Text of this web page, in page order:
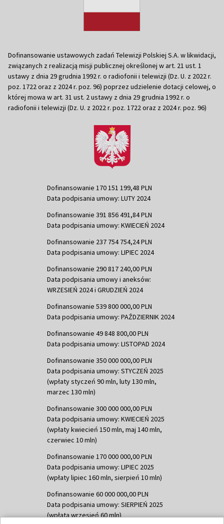
Dofinansowanie ustawowych zadań Telewizji Polskiej S.A. w likwidacji,
związanych z realizacją misji publicznej określonej w art. 21 ust. 1
ustawy z dnia 29 grudnia 1992 r. o radiofonii i telewizji (Dz. U. z 2022 r.
poz. 1722 oraz z 2024 r. poz. 96) poprzez udzielenie dotacji celowej, o
której mowa w art. 31 ust. 2 ustawy z dnia 29 grudnia 1992 r. o
radiofonii i telewizji (Dz. U. z 2022 r. poz. 1722 oraz z 2024 r. poz. 96)
Dofinansowanie 170 151 199,48 PLN
Data podpisania umowy: LUTY 2024
Dofinansowanie 391 856 491,84 PLN
Data podpisania umowy: KWIECIEŃ 2024
Dofinansowanie 237 754 754,24 PLN
Data podpisania umowy: LIPIEC 2024
Dofinansowanie 290 817 240,00 PLN
Data podpisania umowy i aneksów:
WRZESIEŃ 2024 i GRUDZIEŃ 2024
Dofinansowanie 539 800 000,00 PLN
Data podpisania umowy: PAŹDZIERNIK 2024
Dofinansowanie 49 848 800,00 PLN
Data podpisania umowy: LISTOPAD 2024
Dofinansowanie 350 000 000,00 PLN
Data podpisania umowy: STYCZEŃ 2025
(wpłaty styczeń 90 mln, luty 130 mln,
marzec 130 mln)
Dofinansowanie 300 000 000,00 PLN
Data podpisania umowy: KWIECIEŃ 2025
(wpłaty kwiecień 150 mln, maj 140 mln,
czerwiec 10 mln)
Dofinansowanie 170 000 000,00 PLN
Data podpisania umowy: LIPIEC 2025
(wpłaty lipiec 160 mln, sierpień 10 mln)
Dofinansowanie 60 000 000,00 PLN
Data podpisania umowy: SIERPIEŃ 2025
(wpłata wrzesień 60 mln)